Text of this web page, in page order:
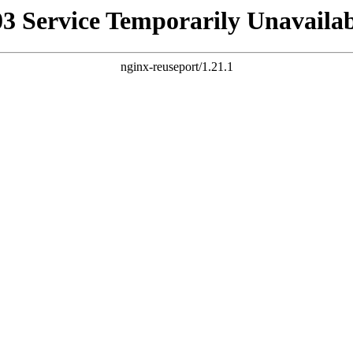
Service Temporarily
nginx-reuseport/1.21.1